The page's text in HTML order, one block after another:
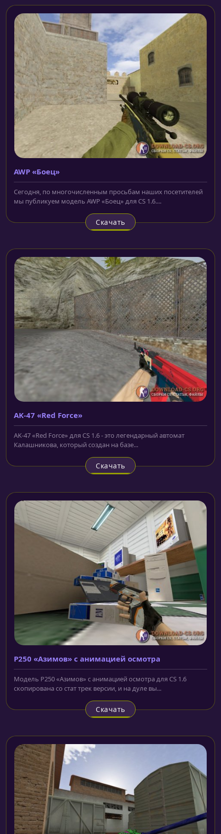
AWP «Боец»
Сегодня, по многочисленным просьбам наших посетителей
мы публикуем модель AWP «Боец» для CS 1.6....
Скачать
AK-47 «Red Force»
AK-47 «Red Force» для CS 1.6 - это легендарный автомат
Калашникова, который создан на базе...
Скачать
P250 «Азимов» с анимацией осмотра
Модель P250 «Азимов» с анимацией осмотра для CS 1.6
скопирована со стат трек версии, и на дуле вы...
Скачать